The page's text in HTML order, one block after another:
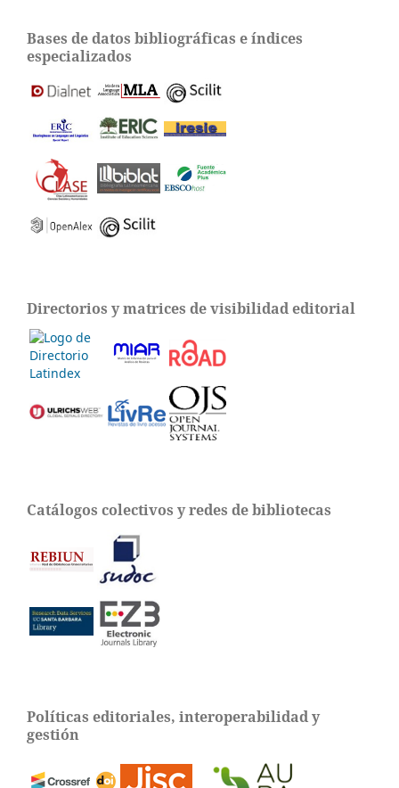
Bases de datos bibliográficas e índices
especializados
Directorios y matrices de visibilidad editorial
Catálogos colectivos y redes de bibliotecas
Políticas editoriales, interoperabilidad y
gestión